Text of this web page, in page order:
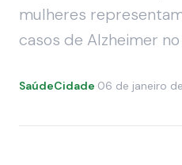
mulheres
casos de Alzheimer
SaúdeCidade·06 de janeiro